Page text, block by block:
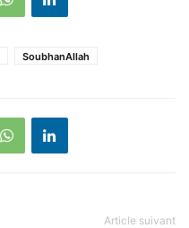
SoubhanAllah
Article suivant